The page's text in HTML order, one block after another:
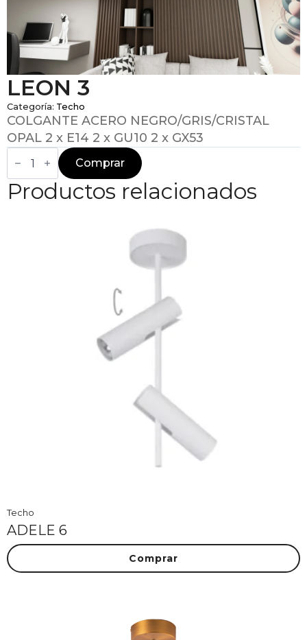
LEON 3
Categoría: Techo
COLGANTE ACERO NEGRO/GRIS/CRISTAL
OPAL 2 x E14 2 x GU10 2 x GX53
LEON
Comprar
Productos relacionados
Techo
ADELE 6
Comprar